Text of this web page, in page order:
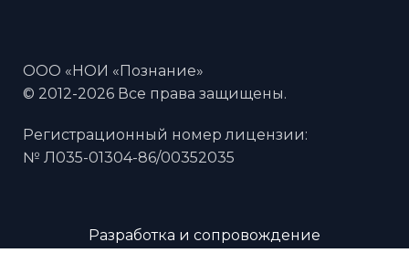
ООО «НОИ «Познание»
© 2012-2026 Все права защищены.
Регистрационный номер лицензии:
№ Л035-01304-86/00352035
Разработка и сопровождение